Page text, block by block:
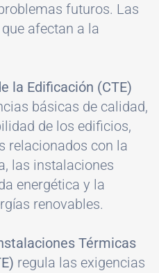
futuros. Las
afectan a la
la Edificación (CTE)
básicas de calidad,
de los edificios,
relacionados con la
las instalaciones
energética y la
renovables.
Térmicas
regula las exigencias